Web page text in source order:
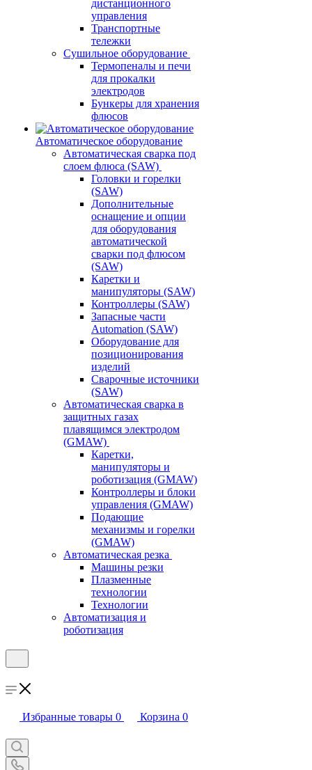
дистанционного
управления
Транспортные
тележки
Сушильное оборудование
Термопеналы и печи
для прокалки
электродов
Бункеры для хранения
флюсов
Автоматическое оборудование
Автоматическая сварка под
слоем флюса (SAW)
Головки и горелки
(SAW)
Дополнительные
оснащение и опции
для оборудования
автоматической
сварки под флюсом
(SAW)
Каретки и
манипуляторы (SAW)
Контроллеры (SAW)
Запасные части
Automation (SAW)
Оборудование для
позиционирования
изделий
Сварочные источники
(SAW)
Автоматическая сварка в
защитных газах
плавящимся электродом
(GMAW)
Каретки,
манипуляторы и
роботизация (GMAW)
Контроллеры и блоки
управления (GMAW)
Подающие
механизмы и горелки
(GMAW)
Автоматическая резка
Машины резки
Плазменные
технологии
Технологии
Автоматизация и
роботизация
Избранные товары 0 Корзина 0